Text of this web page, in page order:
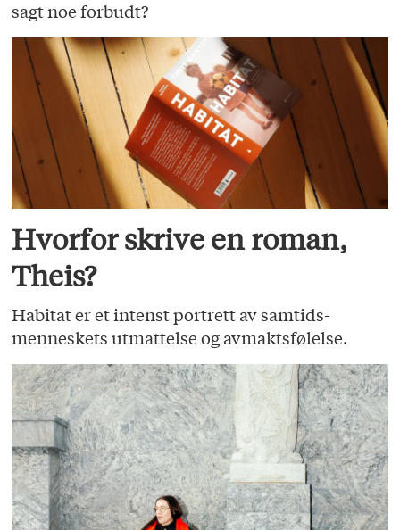
sagt noe forbudt?
Hvorfor skrive en roman,
Theis?
Habitat er et intenst portrett av samtids­
menneskets utmattelse og avmaktsfølelse.